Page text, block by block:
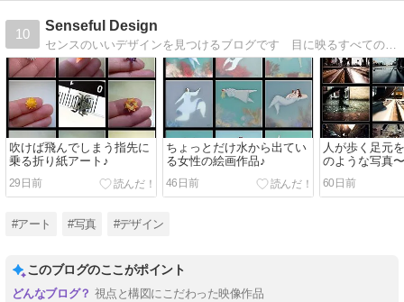
10
Senseful Design
センスのいいデザインを見つけるブログです 目に映るすべてのものが素敵で楽しく、心躍るような毎日を送りたいあなたに！
吹けば飛んでしまう指先に
乗る折り紙アート♪
29日前
ちょっとだけ水から出てい
る女性の絵画作品♪
46日前
人が歩く足元
のような写真
60日前
#アート #写真 #デザイン
このブログのここがポイント
視点と構図にこだわった映像作品